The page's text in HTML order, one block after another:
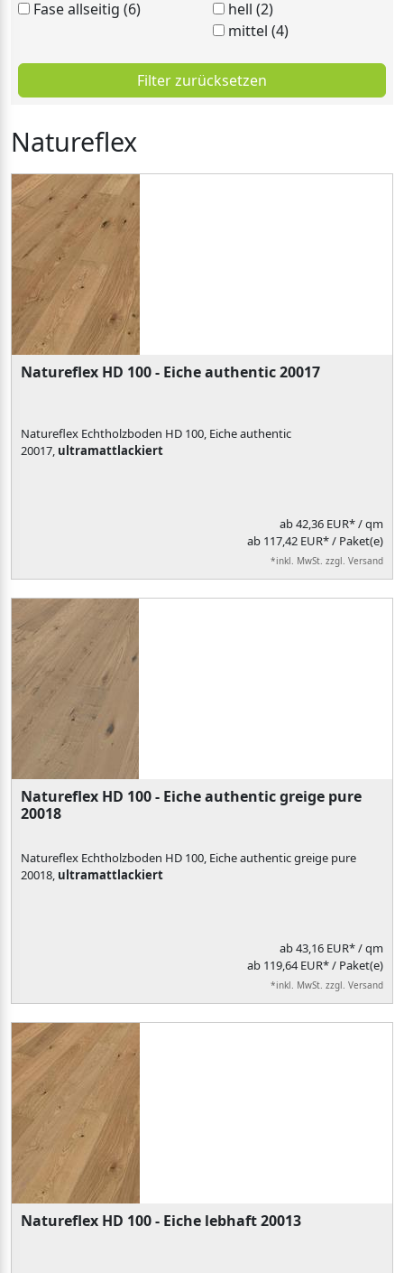
Fase allseitig (6)
hell (2)
mittel (4)
Filter zurücksetzen
Natureflex
Natureflex HD 100 - Eiche authentic 20017
Natureflex Echtholzboden HD 100, Eiche authentic
20017, ultramattlackiert
ab42,36 EUR*/ qm
ab 117,42 EUR* / Paket(e)
*inkl. MwSt. zzgl. Versand
Natureflex HD 100 - Eiche authentic greige pure
20018
Natureflex Echtholzboden HD 100, Eiche authentic greige pure
20018, ultramattlackiert
ab43,16 EUR*/ qm
ab 119,64 EUR* / Paket(e)
*inkl. MwSt. zzgl. Versand
Natureflex HD 100 - Eiche lebhaft 20013